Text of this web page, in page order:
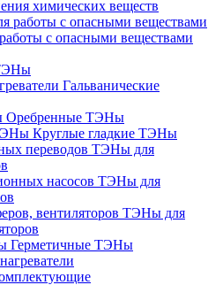
химических веществ
с опасными веществами
Гальванические
Оребренные ТЭНы
Круглые гладкие ТЭНы
ТЭНы для
ТЭНы для
ТЭНы для
Герметичные ТЭНы